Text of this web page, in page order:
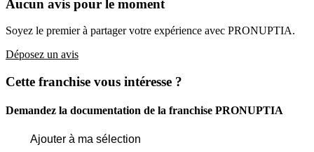
Aucun avis pour le moment
Soyez le premier à partager votre expérience avec PRONUPTIA.
Déposez un avis
Cette franchise vous intéresse ?
Demandez la documentation de la franchise PRONUPTIA
Ajouter à ma sélection